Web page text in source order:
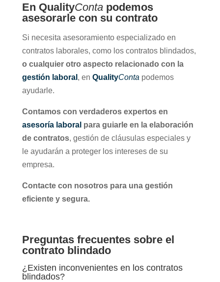
En QualityContapodemos
asesorarle con su contrato
Si necesita asesoramiento especializado en
contratos laborales, como los contratos blindados,
o cualquier otro aspecto relacionado con la
gestión laboral , en QualityConta podemos
ayudarle.
Contamos con verdaderos expertos en
asesoría laboral para guiarle en la elaboración
de contratos, gestión de cláusulas especiales y
le ayudarán a proteger los intereses de su
empresa.
Contacte con nosotros para una gestión
eficiente y segura.
Preguntas frecuentes sobre el
contrato blindado
¿Existen inconvenientes en los contratos
blindados?